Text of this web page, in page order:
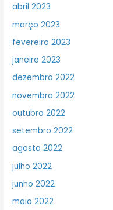
abril 2023
março 2023
fevereiro 2023
janeiro 2023
dezembro 2022
novembro 2022
outubro 2022
setembro 2022
agosto 2022
julho 2022
junho 2022
maio 2022